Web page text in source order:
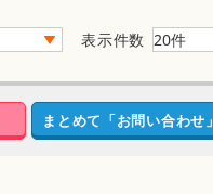
表示件数
まとめて「お問い合わせ」